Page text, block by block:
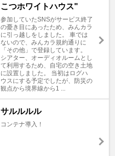
こつホワイトハウス"
参加していたSNSがサービス終了
の憂き目にあったため、みんカラ
に引っ越しをしました。 車では
ないので、みんカラ規約通りに
「その他」で登録しています。
シアター、オーディオルームとし
て利用するため、自宅の空き土地
に設置しました。 当初はログハ
ウスにする予定でしたが、防災の
観点から境界線から1 ...
サルルルル
コンテナ導入！